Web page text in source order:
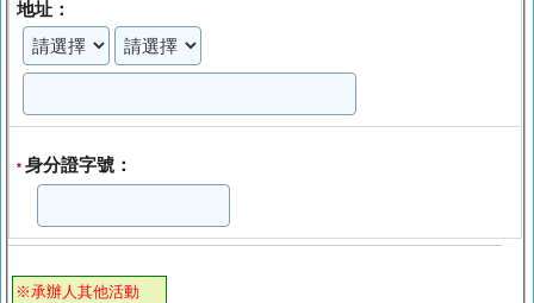
地址：
* 身分證字號：
※承辦人其他活動